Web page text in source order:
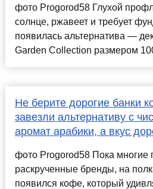
фото Progorod58 Глухой
солнце, ржавеет и требует
появилась альтернатива —
Garden Collection размером
Не берите дорогие банки
завезли альтернативу с
аромат арабики, а вкус
фото Progorod58 Пока многие
раскрученные бренды, на
появился кофе, который